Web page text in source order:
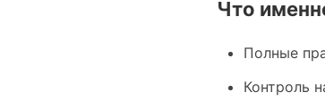
Что
Полные
Контроль